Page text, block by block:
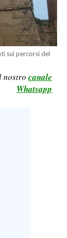
sui percorsi del
nostro canale
Whatsapp